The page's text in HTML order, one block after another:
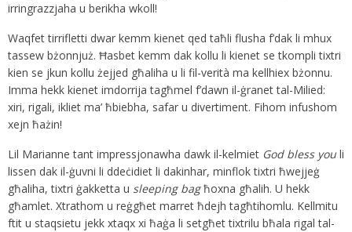
irringrazzjaha u berikha wkoll!
Waqfet tirrifletti dwar kemm kienet qed taħli flusha f’dak li mhux
tassew bżonnjuż. Ħasbet kemm dak kollu li kienet se tkompli tixtri
kien se jkun kollu żejjed għaliha u li fil-verità ma kellhiex bżonnu.
Imma hekk kienet imdorrija tagħmel f’dawn il-ġranet tal-Milied:
xiri, rigali, ikliet ma’ ħbiebha, safar u divertiment. Fihom infushom
xejn ħażin!
Lil Marianne tant impressjonawha dawk il-kelmiet God bless you li
lissen dak il-ġuvni li ddeċidiet li dakinhar, minflok tixtri ħwejjeġ
għaliha, tixtri ġakketta u sleeping bagħoxna għalih. U hekk
għamlet. Xtrathom u reġgħet marret ħdejh tagħtihomlu. Kellmitu
ftit u staqsietu jekk xtaqx xi ħaġa li setgħet tixtrilu bħala rigal tal-